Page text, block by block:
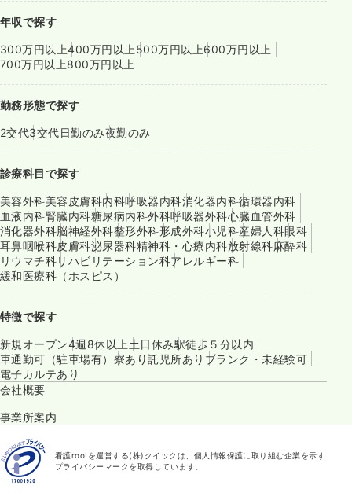
年収で探す
300万円以上400万円以上500万円以上600万円以上
700万円以上800万円以上
勤務形態で探す
2交代3交代日勤のみ夜勤のみ
診療科目で探す
美容外科美容皮膚科内科呼吸器内科消化器内科循環器内科
血液内科腎臓内科糖尿病内科外科呼吸器外科心臓血管外科
消化器外科脳神経外科整形外科形成外科小児科産婦人科眼科
耳鼻咽喉科皮膚科泌尿器科精神科・心療内科放射線科麻酔科
リウマチ科リハビリテーション科アレルギー科
緩和医療科（ホスピス）
特徴で探す
新規オープン4週8休以上土日休み駅徒歩５分以内
車通勤可（駐車場有） 寮あり託児所あり ブランク・未経験可
電子カルテあり
会社概要
事業所案内
看護roo!を運営する(株)クイックは、個人情報保護に取り組む企業を示す
プライバシーマークを取得しています。